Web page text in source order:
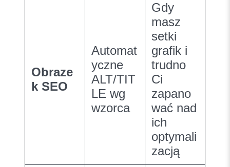
Obraze
k SEO
Automat
yczne
ALT/TIT
LE wg
wzorca
Gdy
masz
setki
grafik i
trudno
Ci
zapano
wać nad
ich
optymali
zacją